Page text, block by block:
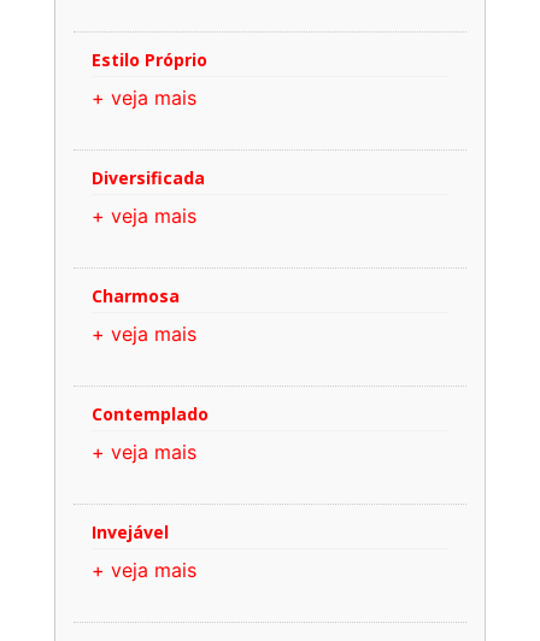
Estilo Próprio
+ veja mais
Diversificada
+ veja mais
Charmosa
+ veja mais
Contemplado
+ veja mais
Invejável
+ veja mais